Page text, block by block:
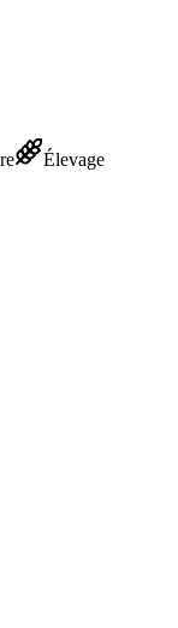
Élevage